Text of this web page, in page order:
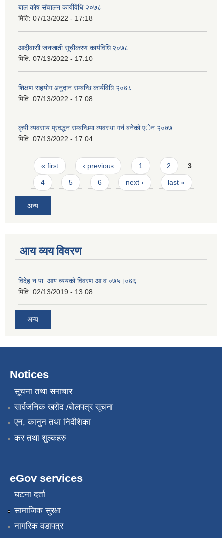
बाल काेष संचालन कार्यविधि २०७८
मिति: 07/13/2022 - 17:18
आदीवासी जनजाती सूचीकरण कार्यविधि २०७८
मिति: 07/13/2022 - 17:10
शिक्षण सहयाेग अनुदान सम्बन्धि कार्यविधि २०७८
मिति: 07/13/2022 - 17:08
कृषी व्यवसाय प्रवद्धन सम्बन्धिमा व्यवस्था गर्न बनेको एेन २०७७
मिति: 07/13/2022 - 17:04
Pages
« first ‹ previous 1 2 3
4 5 6 next › last »
अन्य
आय व्यय विवरण
विदेह न.पा. आय व्ययको विवरण आ.व.०७५।०७६
मिति: 02/13/2019 - 13:08
अन्य
Notices
सूचना तथा समाचार
सार्वजनिक खरीद /बोलपत्र सूचना
एन, कानुन तथा निर्देशिका
कर तथा शुल्कहरु
eGov services
घटना दर्ता
सामाजिक सुरक्षा
नागरिक वडापत्र